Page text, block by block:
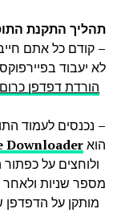
תהליך התקנת
– קודם כל אתם
לא יעבוד
הורדת דפדפן כרום
– נכנסים לעמוד
הואDownloader
ולוחצים על
מספר שניות
מותקן על